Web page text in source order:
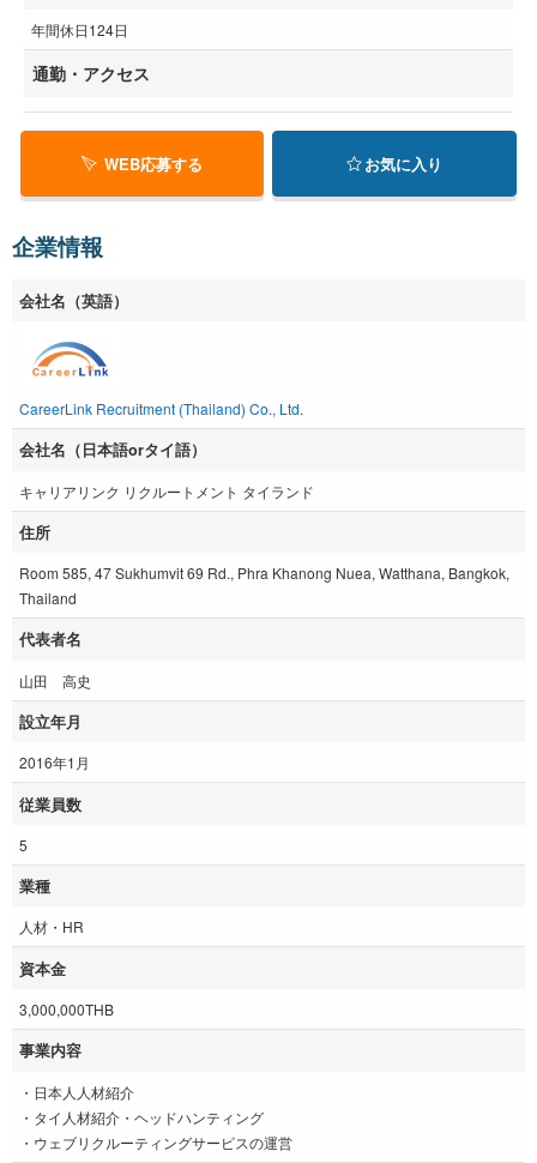
年間休日124日
通勤・アクセス
WEB応募する お気に入り
企業情報
会社名（英語）
CareerLink Recruitment (Thailand) Co., Ltd.
会社名（日本語orタイ語）
キャリアリンク リクルートメント タイランド
住所
Room 585, 47 Sukhumvit 69 Rd., Phra Khanong Nuea, Watthana, Bangkok,
Thailand
代表者名
山田 高史
設立年月
2016年1月
従業員数
5
業種
人材・HR
資本金
3,000,000THB
事業内容
・日本人人材紹介
・タイ人材紹介・ヘッドハンティング
・ウェブリクルーティングサービスの運営